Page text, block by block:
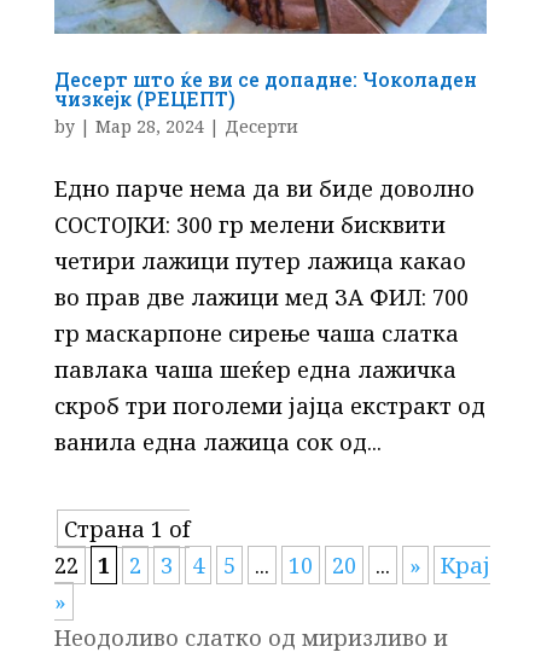
Десерт што ќе ви се допадне: Чоколаден
чизкејк (РЕЦЕПТ)
by | Мар 28, 2024| Десерти
Едно парче нема да ви биде доволно
СОСТОЈКИ: 300 гр мелени бисквити
четири лажици путер лажица какао
во прав две лажици мед ЗА ФИЛ: 700
гр маскарпоне сирење чаша слатка
павлака чаша шеќер една лажичка
скроб три поголеми јајца екстракт од
ванила една лажица сок од...
Страна 1 of
22
1 2 3 4 5 ... 10 20 ... »
Крај
»
Неодоливо слатко од миризливо и